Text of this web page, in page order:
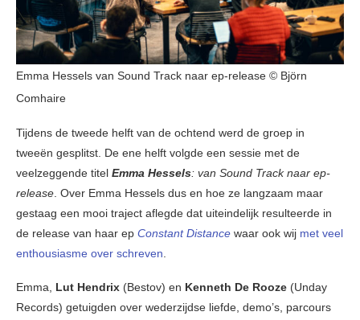
Emma Hessels van Sound Track naar ep-release © Björn
Comhaire
Tijdens de tweede helft van de ochtend werd de groep in
tweeën gesplitst. De ene helft volgde een sessie met de
veelzeggende titel Emma Hessels: van Sound Track naar ep-
release. Over Emma Hessels dus en hoe ze langzaam maar
gestaag een mooi traject aflegde dat uiteindelijk resulteerde in
de release van haar ep Constant Distance waar ook wij met veel
enthousiasme over schreven.
Emma, Lut Hendrix (Bestov) en Kenneth De Rooze (Unday
Records) getuigden over wederzijdse liefde, demo’s, parcours